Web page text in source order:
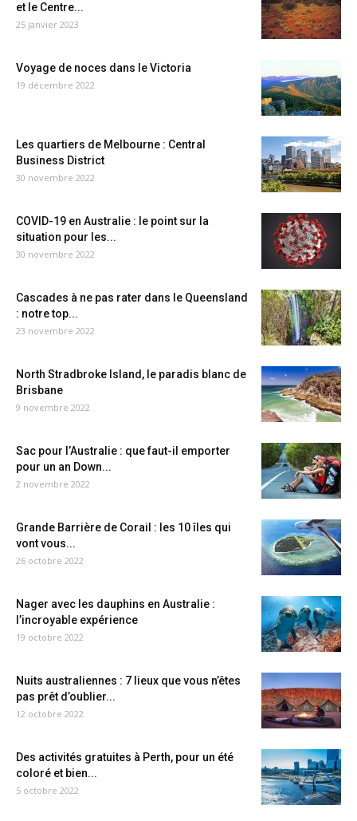
et le Centre...
25 janvier 2023
Voyage de noces dans le Victoria
19 décembre 2022
Les quartiers de Melbourne : Central
Business District
30 novembre 2022
COVID-19 en Australie : le point sur la
situation pour les...
30 novembre 2022
Cascades à ne pas rater dans le Queensland
: notre top...
23 novembre 2022
North Stradbroke Island, le paradis blanc de
Brisbane
9 novembre 2022
Sac pour l’Australie : que faut-il emporter
pour un an Down...
2 novembre 2022
Grande Barrière de Corail : les 10 îles qui
vont vous...
26 octobre 2022
Nager avec les dauphins en Australie :
l’incroyable expérience
19 octobre 2022
Nuits australiennes : 7 lieux que vous n’êtes
pas prêt d’oublier...
12 octobre 2022
Des activités gratuites à Perth, pour un été
coloré et bien...
5 octobre 2022